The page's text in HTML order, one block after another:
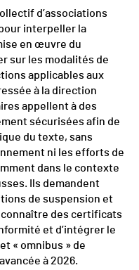
d’associations
interpeller la
en œuvre du
sur les modalités de
applicables aux
à la direction
appellent à des
sécurisées afin de
du texte, sans
ni les efforts de
dans le contexte
Ils demandent
de suspension et
des certificats
et d’intégrer le
« omnibus » de
à 2026.